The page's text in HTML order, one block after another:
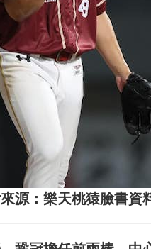
源：樂天桃猿臉書資